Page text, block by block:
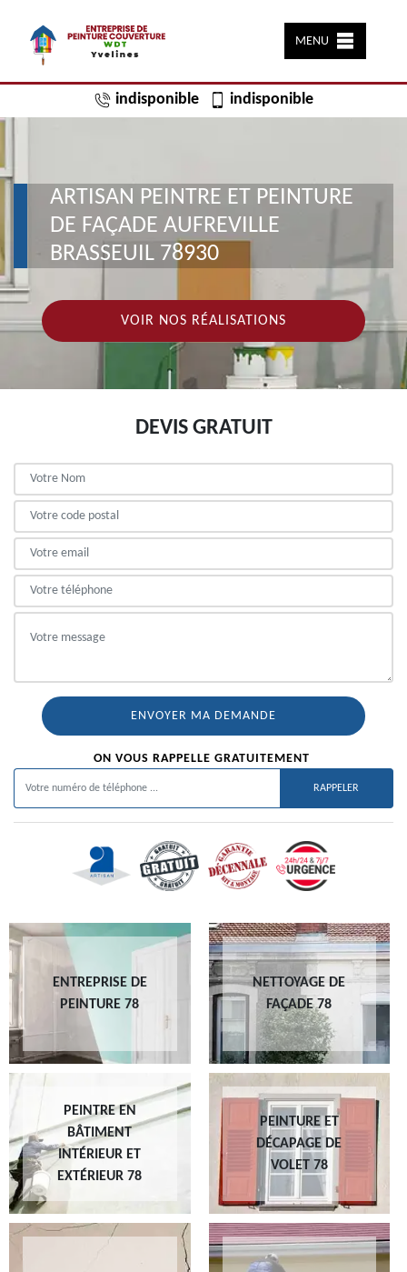
MENU
indisponible indisponible
ARTISAN PEINTRE ET PEINTURE
DE FAÇADE AUFREVILLE
BRASSEUIL 78930
VOIR NOS RÉALISATIONS
DEVIS GRATUIT
ON VOUS RAPPELLE GRATUITEMENT
ENTREPRISE DE
PEINTURE 78
NETTOYAGE DE
FAÇADE 78
PEINTRE EN
BÂTIMENT
INTÉRIEUR ET
EXTÉRIEUR 78
PEINTURE ET
DÉCAPAGE DE
VOLET 78